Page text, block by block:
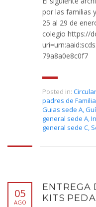
por las familias
25 al 29 de
colegio https://
79a8a0e8c0f7
Posted in:
padres de Familia
Guias sede A,
general sede A,
general sede C,
05
AGO
ENTREGA
KITS